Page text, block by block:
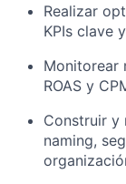
Realizar
KPIs clave
Monitorear
ROAS y
Construir y
naming,